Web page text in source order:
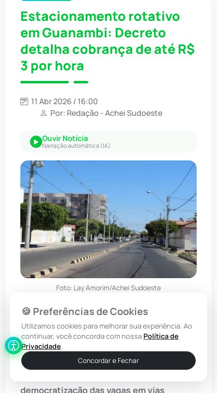
Estacionamento rotativo
em Guanambi: Decreto
detalha cobrança de até R$
3 por hora
11 Abr 2026 / 16:00
Por: Redação - Achei Sudoeste
Ouvir Notícia
Narração automática (IA)
Foto: Lay Amorim/Achei Sudoeste
A Prefeitura deGuanambioficializou
nesta sexta-feira (10) a regulamentação
do sistema de estacionamento rotativo
pago na cidade, a chamada “Zona Azul”. O
democratização das vagas em vias
🍪 Preferências de Cookies
Utilizamos cookies para melhorar sua experiência. Ao
continuar, você concorda com nossa Política de
Privacidade.
Concordar e Fechar